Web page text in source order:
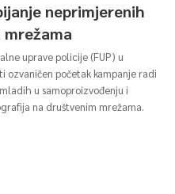
neprimjerenih
uprave policije (FUP) u
ozvaničen početak kampanje radi
u samoproizvođenju i
na društvenim mrežama.